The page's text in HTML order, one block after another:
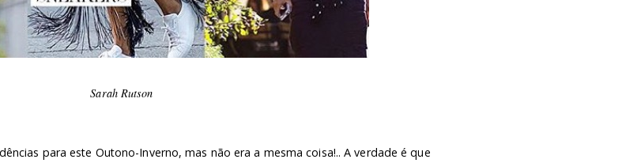
Sarah Rutson
para este Outono-Inverno, mas não era a mesma coisa!.. A verdade é que